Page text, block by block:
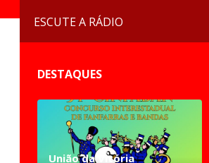
ESCUTE A RÁDIO
DESTAQUES
União da Vitória